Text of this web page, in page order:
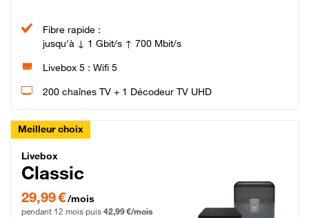
Fibre rapide :
jusqu'à ↓ 1 Gbit/s ↑ 700 Mbit/s
Livebox 5 : Wifi 5
200 chaînes TV + 1 Décodeur TV UHD
Meilleur choix
Livebox Classic Fibre
Livebox
Classic
29,99 € par mois pendant 12 mois puis 42,99 € par mois, Engagement 12 mois
29,99 €/mois
pendant 12 mois puis 42,99 €/mois